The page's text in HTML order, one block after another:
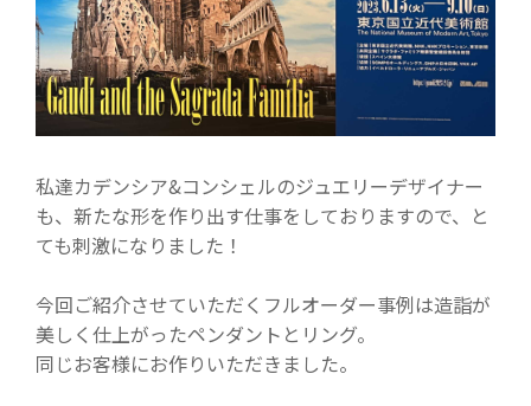
私達カデンシア&コンシェルのジュエリーデザイナー
も、新たな形を作り出す仕事をしておりますので、と
ても刺激になりました！
今回ご紹介させていただくフルオーダー事例は造詣が
美しく仕上がったペンダントとリング。
同じお客様にお作りいただきました。